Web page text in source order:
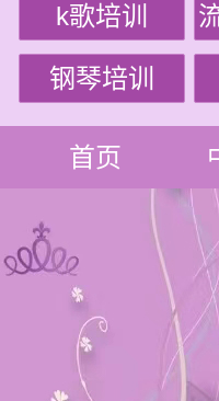
k歌培训
钢琴培训
首页